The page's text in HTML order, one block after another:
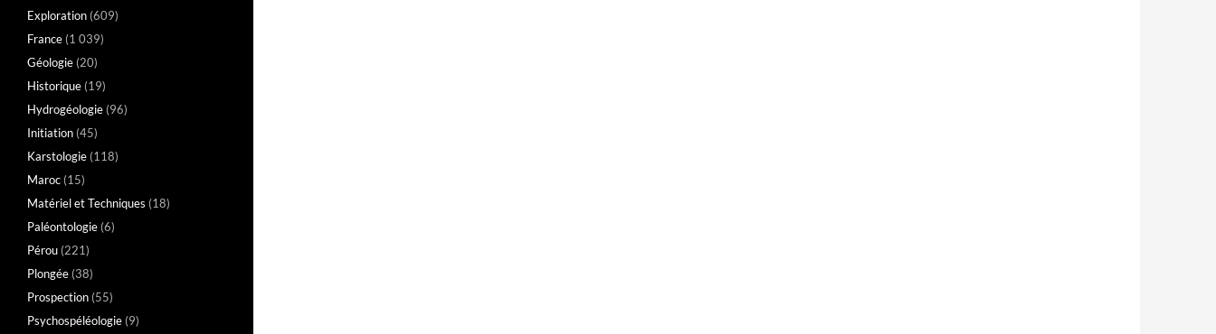
Exploration (609)
France (1 039)
Géologie (20)
Historique (19)
Hydrogéologie (96)
Initiation (45)
Karstologie (118)
Maroc (15)
Matériel et Techniques (18)
Paléontologie (6)
Pérou (221)
Plongée (38)
Prospection (55)
Psychospéléologie (9)